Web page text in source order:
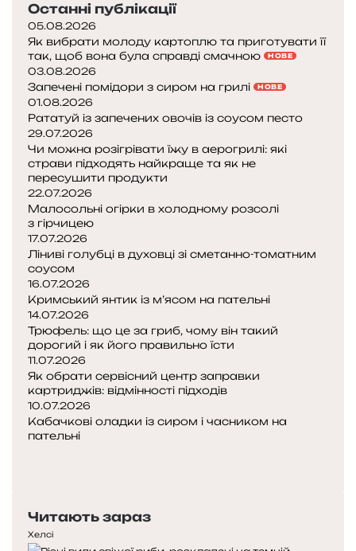
Останні публікації
05.08.2026
Як вибрати молоду картоплю та приготувати її
так, щоб вона була справді смачною
НОВЕ
03.08.2026
Запечені помідори з сиром на грилі НОВЕ
01.08.2026
Рататуй із запечених овочів із соусом песто
29.07.2026
Чи можна розігрівати їжу в аерогрилі: які
страви підходять найкраще та як не
пересушити продукти
22.07.2026
Малосольні огірки в холодному розсолі
з гірчицею
17.07.2026
Ліниві голубці в духовці зі сметанно-томатним
соусом
16.07.2026
Кримський янтик із м’ясом на пательні
14.07.2026
Трюфель: що це за гриб, чому він такий
дорогий і як його правильно їсти
11.07.2026
Як обрати сервісний центр заправки
картриджів: відмінності підходів
10.07.2026
Кабачкові оладки із сиром і часником на
пательні
Читають зараз
Хелсі